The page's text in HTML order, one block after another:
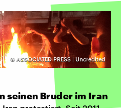
© ASSOCIATED PRESS | Uncredited
seinen Bruder im Iran